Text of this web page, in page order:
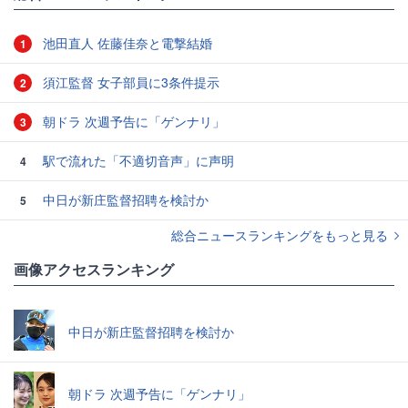
1 池田直人 佐藤佳奈と電撃結婚
2 須江監督 女子部員に3条件提示
3 朝ドラ 次週予告に「ゲンナリ」
4 駅で流れた「不適切音声」に声明
5
中日が新庄監督招聘を検討か
総合ニュースランキングをもっと見る
画像アクセスランキング
中日が新庄監督招聘を検討か
朝ドラ 次週予告に「ゲンナリ」